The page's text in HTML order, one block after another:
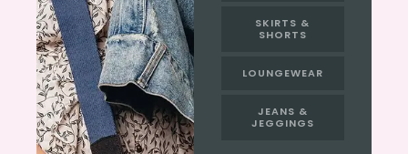
SKIRTS &
SHORTS
LOUNGEWEAR
JEANS &
JEGGINGS